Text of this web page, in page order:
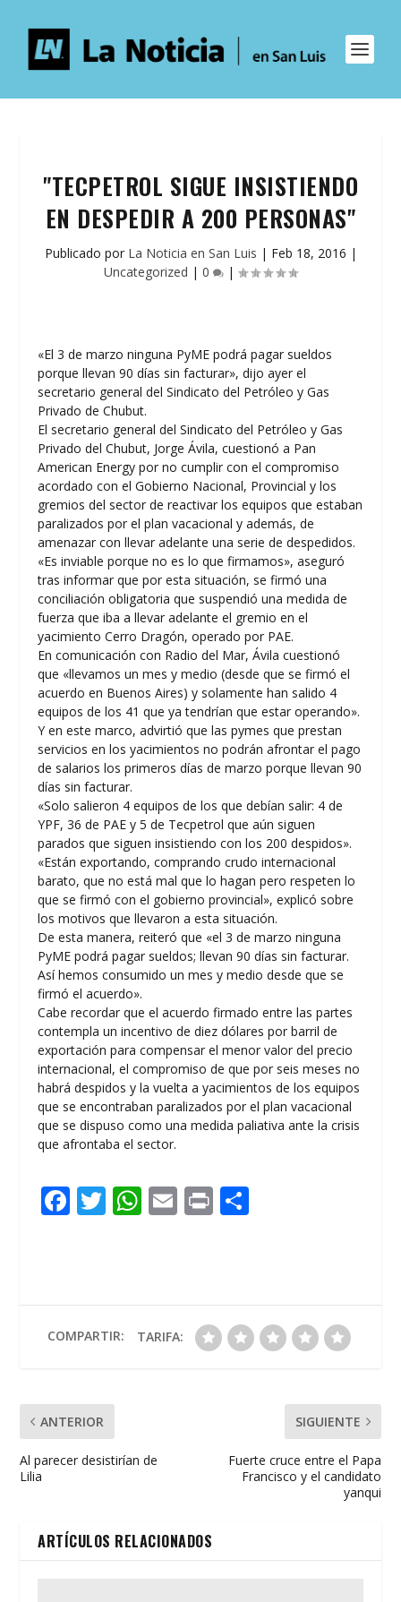
"TECPETROL SIGUE INSISTIENDO
EN DESPEDIR A 200 PERSONAS"
Publicado por La Noticia en San Luis | Feb 18, 2016 |
Uncategorized | 0 |
«El 3 de marzo ninguna PyME podrá pagar sueldos
porque llevan 90 días sin facturar», dijo ayer el
secretario general del Sindicato del Petróleo y Gas
Privado de Chubut.
El secretario general del Sindicato del Petróleo y Gas
Privado del Chubut, Jorge Ávila, cuestionó a Pan
American Energy por no cumplir con el compromiso
acordado con el Gobierno Nacional, Provincial y los
gremios del sector de reactivar los equipos que estaban
paralizados por el plan vacacional y además, de
amenazar con llevar adelante una serie de despedidos.
«Es inviable porque no es lo que firmamos», aseguró
tras informar que por esta situación, se firmó una
conciliación obligatoria que suspendió una medida de
fuerza que iba a llevar adelante el gremio en el
yacimiento Cerro Dragón, operado por PAE.
En comunicación con Radio del Mar, Ávila cuestionó
que «llevamos un mes y medio (desde que se firmó el
acuerdo en Buenos Aires) y solamente han salido 4
equipos de los 41 que ya tendrían que estar operando».
Y en este marco, advirtió que las pymes que prestan
servicios en los yacimientos no podrán afrontar el pago
de salarios los primeros días de marzo porque llevan 90
días sin facturar.
«Solo salieron 4 equipos de los que debían salir: 4 de
YPF, 36 de PAE y 5 de Tecpetrol que aún siguen
parados que siguen insistiendo con los 200 despidos».
«Están exportando, comprando crudo internacional
barato, que no está mal que lo hagan pero respeten lo
que se firmó con el gobierno provincial», explicó sobre
los motivos que llevaron a esta situación.
De esta manera, reiteró que «el 3 de marzo ninguna
PyME podrá pagar sueldos; llevan 90 días sin facturar.
Así hemos consumido un mes y medio desde que se
firmó el acuerdo».
Cabe recordar que el acuerdo firmado entre las partes
contempla un incentivo de diez dólares por barril de
exportación para compensar el menor valor del precio
internacional, el compromiso de que por seis meses no
habrá despidos y la vuelta a yacimientos de los equipos
que se encontraban paralizados por el plan vacacional
que se dispuso como una medida paliativa ante la crisis
que afrontaba el sector.
F
o
o
T W
A
p
E Pr
ar
ti
COMPARTIR: TARIFA:
ANTERIOR
Al parecer desistirían de
Lilia
SIGUIENTE
Fuerte cruce entre el Papa
Francisco y el candidato
yanqui
ARTÍCULOS RELACIONADOS